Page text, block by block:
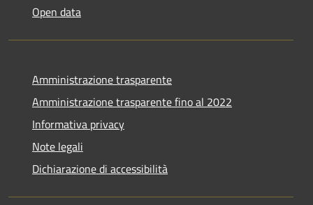
Open data
Amministrazione trasparente
Amministrazione trasparente fino al 2022
Informativa privacy
Note legali
Dichiarazione di accessibilità